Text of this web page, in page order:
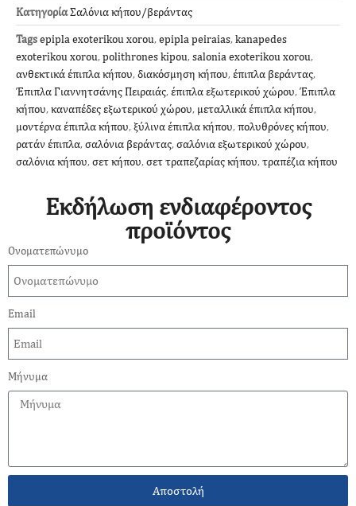
ΚατηγορίαΣαλόνια κήπου/βεράντας
Tagsepipla exoterikou xorou,epipla peiraias,kanapedes
exoterikou xorou,polithrones kipou,salonia exoterikou xorou,
ανθεκτικά έπιπλα κήπου,διακόσμηση κήπου,έπιπλα βεράντας,
Έπιπλα Γιαννητσάνης Πειραιάς,έπιπλα εξωτερικού χώρου,Έπιπλα
κήπου,καναπέδες εξωτερικού χώρου, μεταλλικά έπιπλα κήπου,
μοντέρνα έπιπλα κήπου,ξύλινα έπιπλα κήπου,πολυθρόνες κήπου,
ρατάν έπιπλα,σαλόνια βεράντας,σαλόνια εξωτερικού χώρου,
σαλόνια κήπου,σετ κήπου,σετ τραπεζαρίας κήπου,τραπέζια κήπου
Εκδήλωση ενδιαφέροντος
προϊόντος
Ονοματεπώνυμο
Email
Μήνυμα
Αποστολή